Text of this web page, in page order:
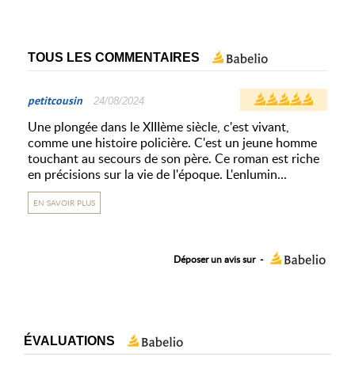
TOUS LES COMMENTAIRES
petitcousin 24/08/2024
Une plongée dans le XIIIème siècle, c'est vivant,
comme une histoire policière. C'est un jeune homme
touchant au secours de son père. Ce roman est riche
en précisions sur la vie de l'époque. L'enlumin...
EN SAVOIR PLUS
Déposer un avis sur -
ÉVALUATIONS